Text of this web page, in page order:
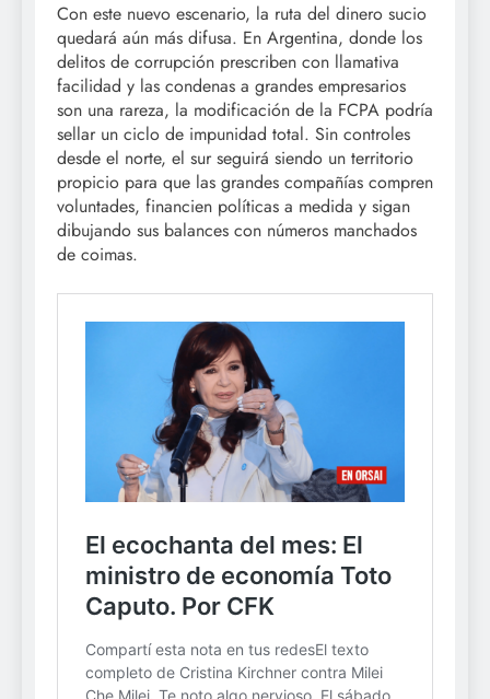
Con este nuevo escenario, la ruta del dinero sucio
quedará aún más difusa. En Argentina, donde los
delitos de corrupción prescriben con llamativa
facilidad y las condenas a grandes empresarios
son una rareza, la modificación de la FCPA podría
sellar un ciclo de impunidad total. Sin controles
desde el norte, el sur seguirá siendo un territorio
propicio para que las grandes compañías compren
voluntades, financien políticas a medida y sigan
dibujando sus balances con números manchados
de coimas.